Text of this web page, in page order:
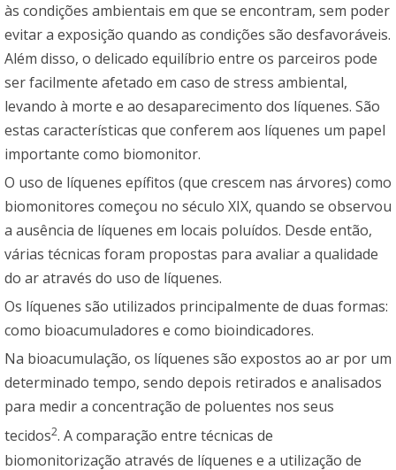
às condições ambientais em que se encontram, sem poder
evitar a exposição quando as condições são desfavoráveis.
Além disso, o delicado equilíbrio entre os parceiros pode
ser facilmente afetado em caso de stress ambiental,
levando à morte e ao desaparecimento dos líquenes. São
estas características que conferem aos líquenes um papel
importante como biomonitor.
O uso de líquenes epífitos (que crescem nas árvores) como
biomonitores começou no século XIX, quando se observou
a ausência de líquenes em locais poluídos. Desde então,
várias técnicas foram propostas para avaliar a qualidade
do ar através do uso de líquenes.
Os líquenes são utilizados principalmente de duas formas:
como bioacumuladores e como bioindicadores.
Na bioacumulação, os líquenes são expostos ao ar por um
determinado tempo, sendo depois retirados e analisados
para medir a concentração de poluentes nos seus
tecidos2. A comparação entre técnicas de
biomonitorização através de líquenes e a utilização de